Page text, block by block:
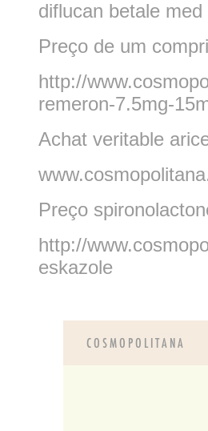
diflucan betale med
Preço de um
http://
remeron-7.5mg-
Achat veritable
Preço
http://
eskazole